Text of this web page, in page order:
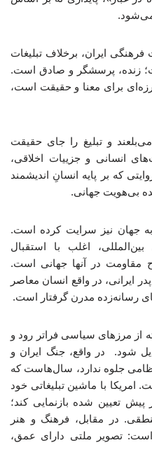
می‌شود.
ایران، برخلاف تبلیغات
زنده، پرسشگر و صادق است.
برای معنا و حقیقت است،
و تبلیغ را جای حقیقت
انسانی و جزییات اخلاقی،
که بر پایه انسانِ اندیشمند
بی‌هویت جهانی.
جهان نیز سرایت کرده است.
اغلب با استقبال
مقاومت در آنها جهانی است.
ایرانی، در واقع انسان معاصر
رسانه‌زده مدرن گرفتار است.
از مرزهای سیاسی فراتر رود و
شود. در واقع، جنگ ایران و
جلوه ندارد، سال‌هاست که
با ماشین تبلیغاتی خود
تعیین‌ شده بازنمایی کند؛
در مقابل، فرهنگ و هنر
است: تصویر ملتی دارای عمق،